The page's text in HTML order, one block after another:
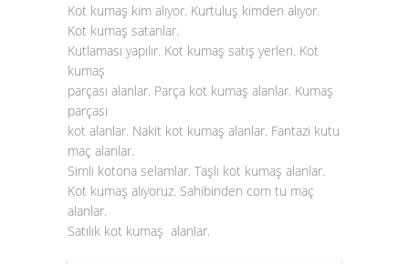
Kot kumaş kim alıyor. Kurtuluş kimden alıyor.
Kot kumaş satanlar.
Kutlaması yapılır. Kot kumaş satış yerleri. Kot
kumaş
parçası alanlar. Parça kot kumaş alanlar. Kumaş
parçası
kot alanlar. Nakit kot kumaş alanlar. Fantazi kutu
maç alanlar.
Simli kotona selamlar. Taşlı kot kumaş alanlar.
Kot kumaş alıyoruz. Sahibinden com tu maç
alanlar.
Satılık kot kumaş alanlar.